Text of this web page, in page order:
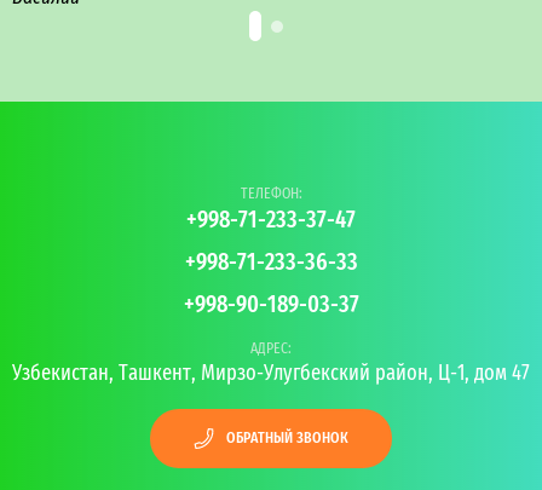
ТЕЛЕФОН:
+998-71-233-37-47
+998-71-233-36-33
+998-90-189-03-37
АДРЕС:
Узбекистан, Ташкент, Мирзо-Улугбекский район, Ц-1, дом 47
ОБРАТНЫЙ ЗВОНОК